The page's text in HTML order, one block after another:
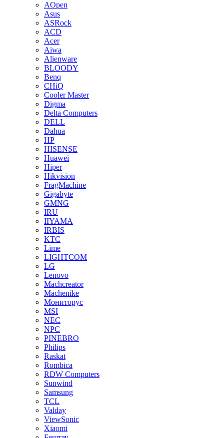
AOpen
Asus
ASRock
ACD
Acer
Aiwa
Alienware
BLOODY
Benq
CHiQ
Cooler Master
Digma
Delta Computers
DELL
Dahua
HP
HISENSE
Huawei
Hiper
Hikvision
FragMachine
Gigabyte
GMNG
IRU
IIYAMA
IRBIS
KTC
Lime
LIGHTCOM
LG
Lenovo
Machcreator
Machenike
Мониторус
MSI
NEC
NPC
PINEBRO
Philips
Raskat
Rombica
RDW Computers
Sunwind
Samsung
TCL
Valday
ViewSonic
Xiaomi